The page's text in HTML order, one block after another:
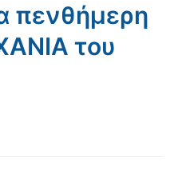
πενθήμερη
του